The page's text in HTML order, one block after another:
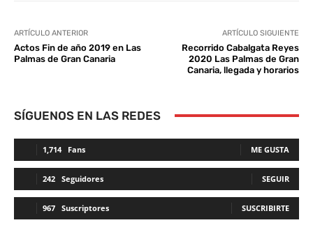
ARTÍCULO ANTERIOR
Actos Fin de año 2019 en Las
Palmas de Gran Canaria
ARTÍCULO SIGUIENTE
Recorrido Cabalgata Reyes
2020 Las Palmas de Gran
Canaria, llegada y horarios
SÍGUENOS EN LAS REDES
1,714 Fans ME GUSTA
242 Seguidores SEGUIR
967 Suscriptores SUSCRIBIRTE